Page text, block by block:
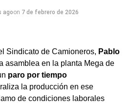
agoon 7 de febrero de 2026
Sindicato de Camioneros, Pablo
asamblea en la planta Mega de
paro por tiempo
la producción en ese
de condiciones laborales